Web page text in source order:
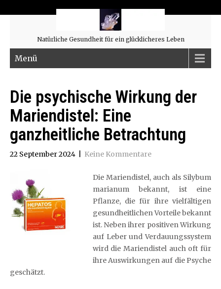
Natürliche Gesundheit für ein glücklicheres Leben
Menü
Die psychische Wirkung der
Mariendistel: Eine
ganzheitliche Betrachtung
22 September 2024 Keine Kommentare
Die Mariendistel, auch als Silybum
marianum bekannt, ist eine
Pflanze, die für ihre vielfältigen
gesundheitlichen Vorteile bekannt
ist. Neben ihrer positiven Wirkung
auf Leber und Verdauungssystem
wird die Mariendistel auch oft für
ihre Auswirkungen auf die Psyche
geschätzt.